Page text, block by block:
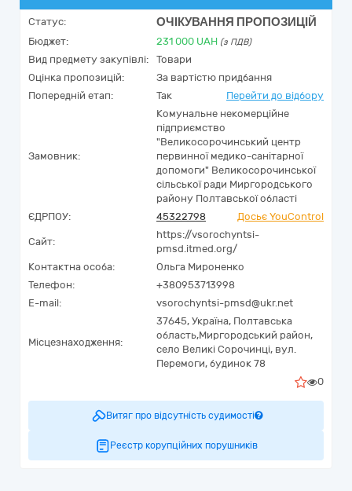
Статус: ОЧІКУВАННЯ ПРОПОЗИЦІЙ
Бюджет: 231 000 UAH (з ПДВ)
Вид предмету закупівлі:
Товари
Оцінка пропозицій:
За вартістю придбання
Попередній етап:
Так Перейти до відбору
Замовник:
Комунальне некомерційне
підприємство
"Великосорочинський центр
первинної медико-санітарної
допомоги" Великосорочинської
сільської ради Миргородського
району Полтавської області
ЄДРПОУ:
45322798 Досьє YouControl
Сайт:
https://vsorochyntsi-
pmsd.itmed.org/
Контактна особа:
Ольга Мироненко
Телефон:
+380953713998
E-mail:
vsorochyntsi-pmsd@ukr.net
Місцезнаходження:
37645, Україна, Полтавська
область,Миргородський район,
село Великі Сорочинці, вул.
Перемоги, будинок 78
0
Витяг про відсутність судимості
Реєстр корупційних порушників